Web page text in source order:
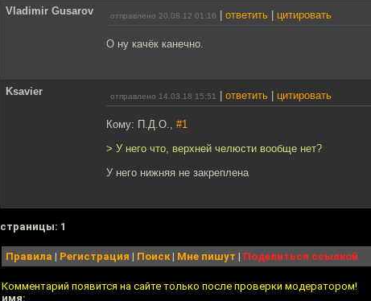
Vladimir Gusarov отправлено 20.08.12 01:16 ответить цитировать
О ну качёк канечно.
Ksavier отправлено 14.03.18 15:51 ответить цитировать
Кому: П.Д.О., #1
> У него что, верхней челюсти вообще нет?
У него нижняя не закреплена
cтраницы: 1
Правила | Регистрация | Поиск| Мне пишут | Поделиться ссылкой
Комментарий появится на сайте только после проверки модератором!
имя: